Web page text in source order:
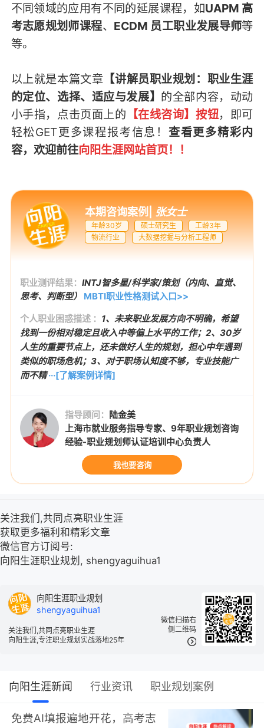
不同领域的应用有不同的延展课程，如UAPM 高
考志愿规划师课程、 ECDM 员工职业发展导师等
等。
以上就是本篇文章 【讲解员职业规划：职业生涯
的定位、选择、适应与发展】 的全部内容， 动动
小手指，点击页面上的 【在线咨询】按钮，即可
轻松GET更多课程报考信息 ！ 查看更多精彩内
容，欢迎前往向阳生涯网站首页！！
本期咨询案例|张女士
年龄30岁 硕士研究生
工龄3年
物流行业
大数据挖掘与分析工程师
职业测评结果： INTJ智多星/科学家/策划（内向、直觉、
思考、判断型）
MBTI职业性格测试入口>>
个人职业困惑描述 ： 1、未来职业发展方向不明确，希望
找到一份相对稳定且收入中等偏上水平的工作；2、30岁
人生的重要节点上，还未做好人生的规划，担心中年遇到
类似的职场危机；3、对于职场认知度不够，专业技能广
而不精···[了解案例详情]
指导顾问： 陆金美
上海市就业服务指导专家、9年职业规划咨询
经验-职业规划师认证培训中心负责人
我也要咨询
关注我们,共同点亮职业生涯
获取更多福利和精彩文章
微信官方订阅号:
向阳生涯职业规划, shengyaguihua1
微信扫描右
侧二维码
向阳生涯职业规划
shengyaguihua1
关注我们,共同点亮职业生涯
向阳生涯,专注职业规划实战落地25年
向阳生涯新闻 行业资讯 职业规划案例
免费AI填报遍地开花，高考志